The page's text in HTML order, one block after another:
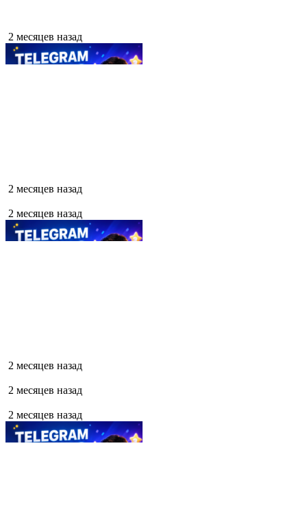
2 месяцев назад
2 месяцев назад
2 месяцев назад
2 месяцев назад
2 месяцев назад
2 месяцев назад